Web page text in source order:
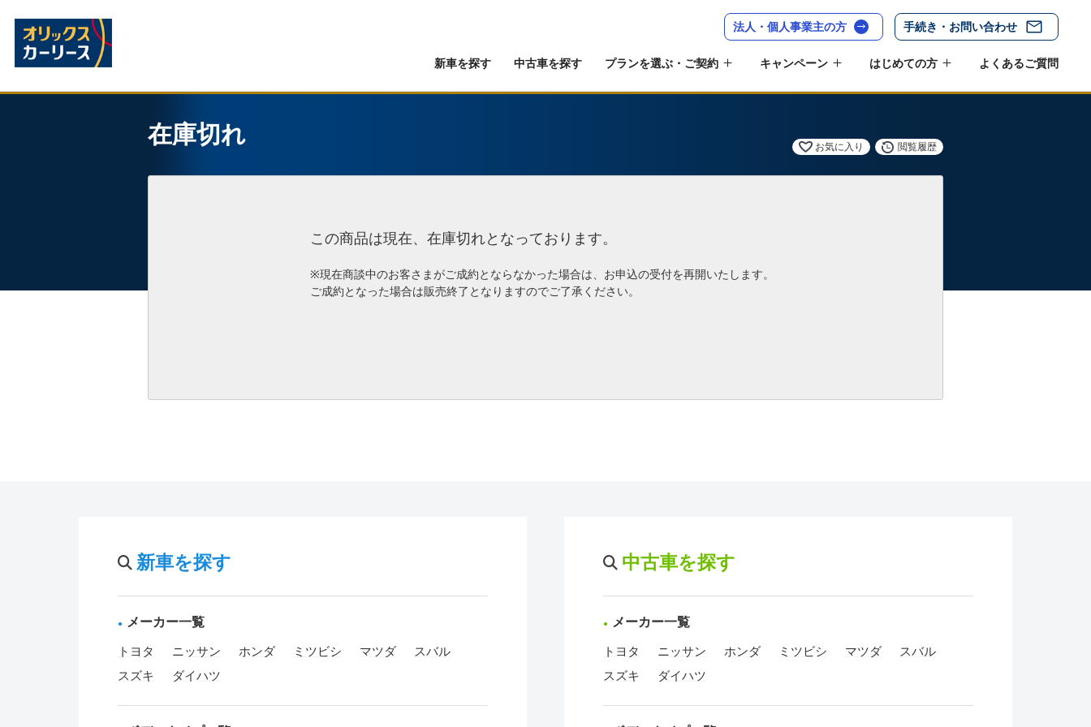
法人・個人事業主の方 手続き・お問い合わせ
新車を探す 中古車を探す プランを選ぶ・ご契約 キャンペーン はじめての方 よくあるご質問
在庫切れ お気に入り 閲覧履歴
この商品は現在、在庫切れとなっております。
※現在商談中のお客さまがご成約とならなかった場合は、お申込の受付を再開いたします。
ご成約となった場合は販売終了となりますのでご了承ください。
新車を探す
メーカー一覧
トヨタ ニッサン ホンダ ミツビシ マツダ
スバル
スズキ
ダイハツ
中古車を探す
メーカー一覧
トヨタ ニッサン ホンダ ミツビシ マツダ
スバル
スズキ
ダイハツ